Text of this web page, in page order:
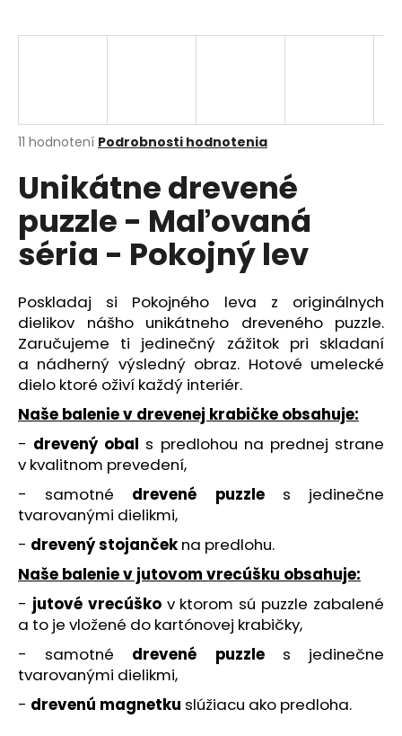
Priemerné
produktu
je
5
hviezdičiek.
11 hodnotení Podrobnosti hodnotenia
Unikátne drevené
puzzle - Maľovaná
séria - Pokojný lev
Poskladaj si Pokojného leva z originálnych
dielikov nášho unikátneho dreveného puzzle.
Zaručujeme ti jedinečný zážitok pri skladaní
a nádherný výsledný obraz. Hotové umelecké
dielo ktoré oživí každý interiér.
Naše balenie v drevenej krabičke obsahuje:
- drevený obal s predlohou na prednej strane
v kvalitnom prevedení,
- samotné drevené puzzles jedinečne
tvarovanými dielikmi,
- drevený stojanček na predlohu.
Naše balenie v jutovom vrecúšku obsahuje:
- jutové vrecúškov ktorom sú puzzle zabalené
a to je vložené do kartónovej krabičky,
- samotné drevené puzzles jedinečne
tvarovanými dielikmi,
- drevenú magnetku slúžiacu ako predloha.
j
?
HĽADAŤ
d
p
o
r
ú
č
a
m
e
ČAROVNÝ
-
(207
KS)
BRAINBOOST
-
DREVENÉ
PUZZLE
€28,95